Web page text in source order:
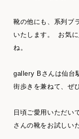
靴の他にも、系列ブ
いたします。 お気
ね。
gallery Bさんは仙台
街歩きを兼ねて、ぜ
日頃ご愛用いただい
さんの靴をお試しい